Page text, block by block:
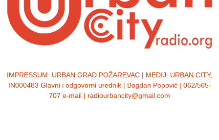
IMPRESSUM: URBAN GRAD POŽAREVAC | MEDIJ: URBAN CITY,
IN000483 Glavni i odgovorni urednik | Bogdan Popović | 062/565-
707 e-mail | radiourbancity@gmail.com